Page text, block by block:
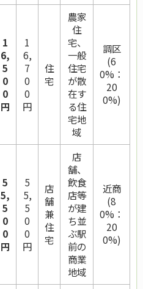
1
6,
5
0
0
円
1
6,
7
0
0
円
住
宅
農家
住
宅、
一般
住宅
が散
在す
る住
宅地
域
調区
(6
0%：
20
0%)
5
5,
5
0
0
円
5
5,
5
0
0
円
店
舗
兼
住
宅
店
舗、
飲食
店等
が建
ち並
ぶ駅
前の
商業
地域
近商
(8
0%：
20
0%)